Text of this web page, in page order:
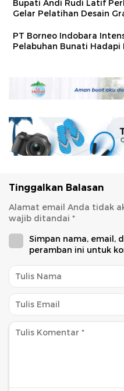
Bupati Andi Rudi Latif
Gelar Pelatihan Desain
PT Borneo Indobara
Pelabuhan Bunati Hadapi
Tinggalkan Balasan
Alamat email Anda tidak
wajib ditandai *
Simpan nama, email,
peramban ini untuk